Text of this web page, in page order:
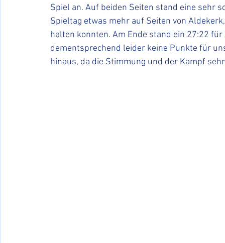
Spiel an. Auf beiden Seiten stand eine sehr
Spieltag etwas mehr auf Seiten von
halten konnten. Am Ende stand ein 27:22
dementsprechend leider keine Punkte für
hinaus, da die Stimmung und der Kampf